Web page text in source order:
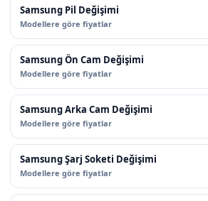
Samsung Pil Değişimi
Modellere göre fiyatlar
Samsung Ön Cam Değişimi
Modellere göre fiyatlar
Samsung Arka Cam Değişimi
Modellere göre fiyatlar
Samsung Şarj Soketi Değişimi
Modellere göre fiyatlar